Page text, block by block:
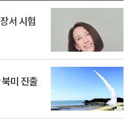
미 진출